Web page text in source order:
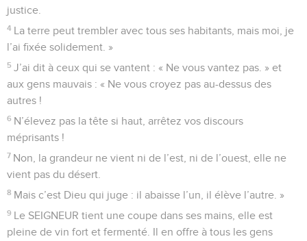
justice.
4 La terre peut trembler avec tous ses habitants, mais moi, je
l’ai fixée solidement. »
5 J’ai dit à ceux qui se vantent : « Ne vous vantez pas. » et
aux gens mauvais : « Ne vous croyez pas au-dessus des
autres !
6 N’élevez pas la tête si haut, arrêtez vos discours
méprisants !
7 Non, la grandeur ne vient ni de l’est, ni de l’ouest, elle ne
vient pas du désert.
8 Mais c’est Dieu qui juge : il abaisse l’un, il élève l’autre. »
9 Le SEIGNEUR tient une coupe dans ses mains, elle est
pleine de vin fort et fermenté. Il en offre à tous les gens